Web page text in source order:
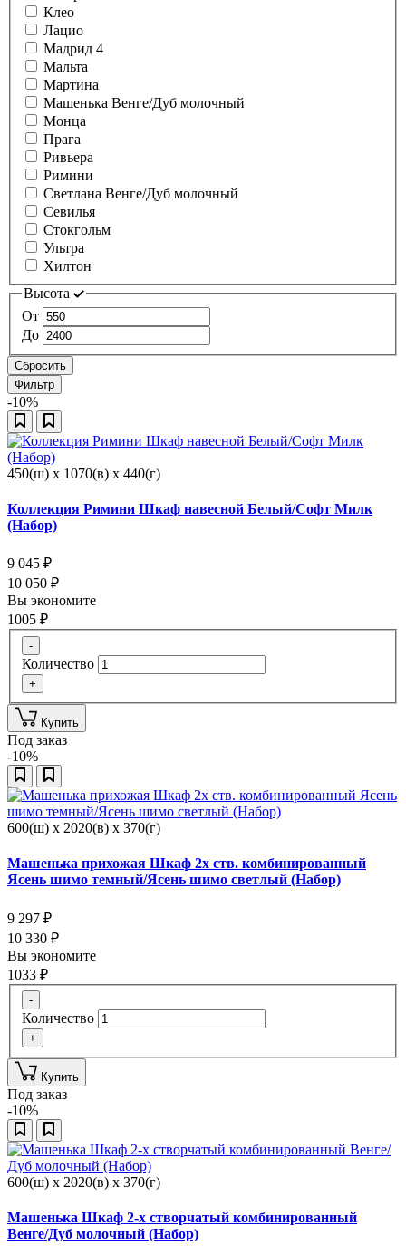
Клео
Лацио
Мадрид 4
Мальта
Мартина
Машенька Венге/Дуб молочный
Монца
Прага
Ривьера
Римини
Светлана Венге/Дуб молочный
Севилья
Стокгольм
Ультра
Хилтон
Высота
От
До
Сбросить
Фильтр
-10%
450(ш) x 1070(в) x 440(г)
Коллекция Римини Шкаф навесной Белый/Софт Милк
(Набор)
9 045 ₽
10 050 ₽
Вы экономите
1005 ₽
-
Количество
+
Купить
Под заказ
-10%
600(ш) x 2020(в) x 370(г)
Машенька прихожая Шкаф 2х ств. комбинированный
Ясень шимо темный/Ясень шимо светлый (Набор)
9 297 ₽
10 330 ₽
Вы экономите
1033 ₽
-
Количество
+
Купить
Под заказ
-10%
600(ш) x 2020(в) x 370(г)
Машенька Шкаф 2-х створчатый комбинированный
Венге/Дуб молочный (Набор)